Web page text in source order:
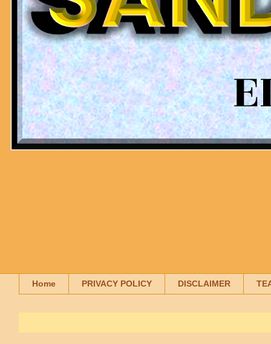
Home PRIVACY POLICY DISCLAIMER